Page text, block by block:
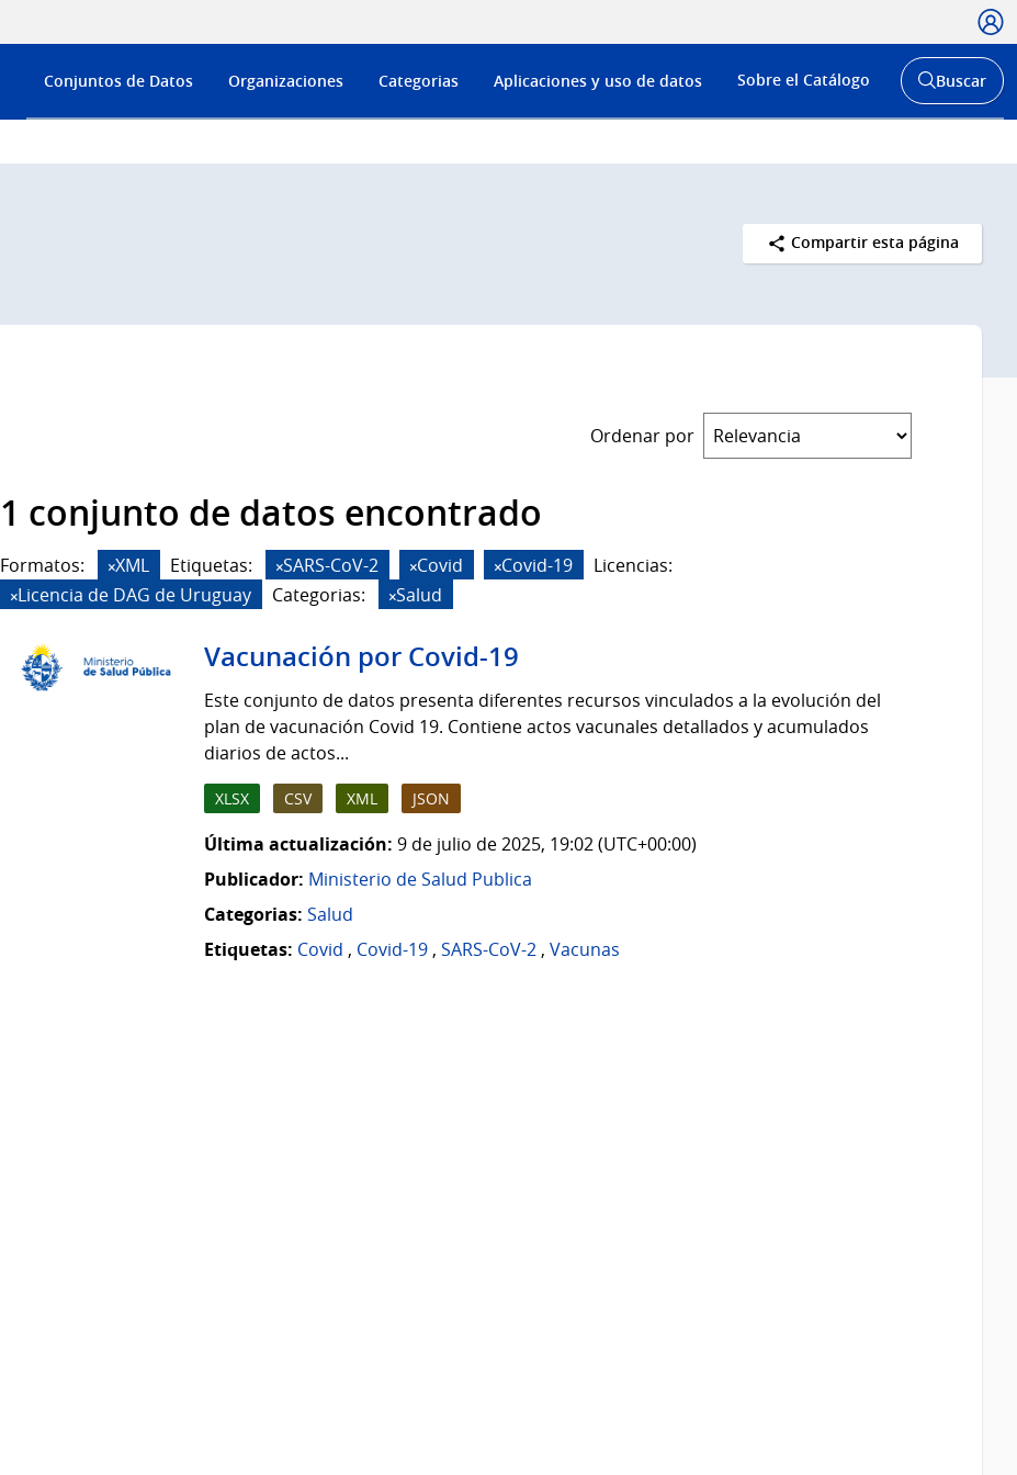
Menú
de
Conjuntos de Datos Organizaciones Categorias Aplicaciones y uso de datos Sobre el Catálogo
Abrir
buscador
Buscar
Compartir esta página
Ordenar por
1 conjunto de datos encontrado
Formatos: XML Etiquetas: SARS-CoV-2 Covid Covid-19
Licencias:
Licencia de DAG de Uruguay
Categorias: Salud
Vacunación por Covid-19
Este conjunto de datos presenta diferentes recursos vinculados a la evolución del
plan de vacunación Covid 19. Contiene actos vacunales detallados y acumulados
diarios de actos...
XLSX CSV XML JSON
Última actualización: 9 de julio de 2025, 19:02 (UTC+00:00)
Publicador: Ministerio de Salud Publica
Categorias: Salud
Etiquetas: Covid , Covid-19, SARS-CoV-2, Vacunas